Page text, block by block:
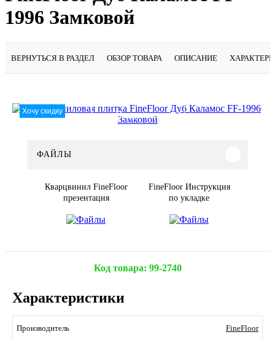
1996 Замковой
ВЕРНУТЬСЯ В РАЗДЕЛ ОБЗОР ТОВАРА ОПИСАНИЕ
Хочу скидку Подробнее
ФАЙЛЫ
Кварцвинил FineFloor
презентация
FineFloor Инструкция
по укладке
Код товара: 99-2740
Характеристики
Производитель FineFloor